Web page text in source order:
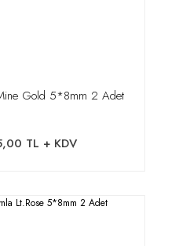
Gold 5*8mm 2 Adet
TL + KDV